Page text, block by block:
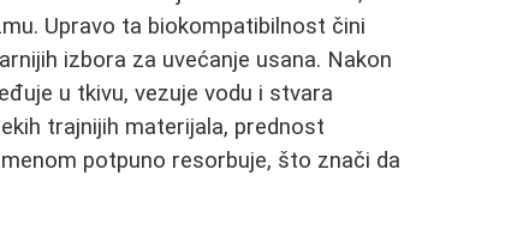
Upravo ta biokompatibilnost čini
izbora za uvećanje usana. Nakon
u tkivu, vezuje vodu i stvara
trajnijih materijala, prednost
potpuno resorbuje, što znači da